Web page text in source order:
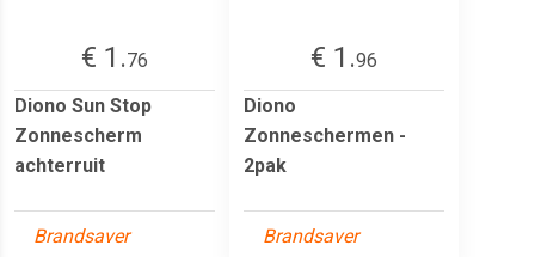
€ 1.76
Diono Sun Stop
Zonnescherm
achterruit
Brandsaver
€ 1.96
Diono
Zonneschermen -
2pak
Brandsaver